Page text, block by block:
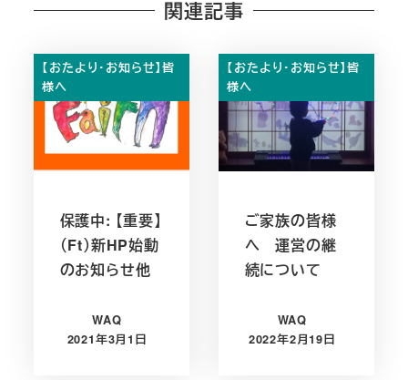
関連記事
【おたより・お知らせ】皆
様へ
保護中: 【重要】
（Ft）新HP始動
のお知らせ他
WAQ
投稿日
2021年3月1日
【おたより・お知らせ】皆
様へ
ご家族の皆様
へ 運営の継
続について
WAQ
投稿日
2022年2月19日